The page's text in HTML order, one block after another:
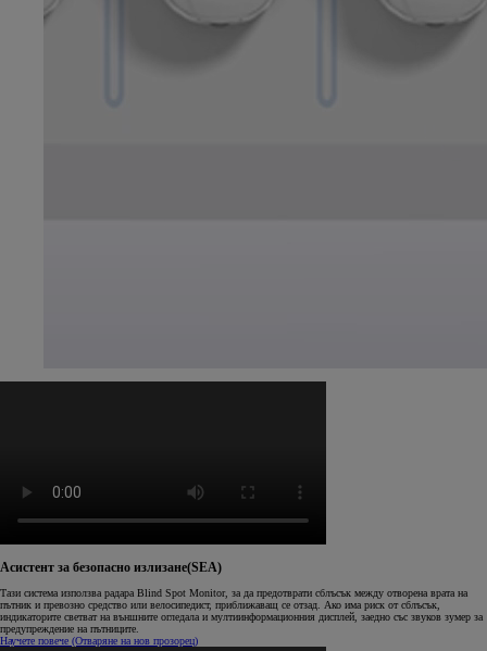
Асистент за безопасно излизане(SEA)
Тази система използва радара Blind Spot Monitor, за да предотврати сблъсък между отворена врата на
пътник и превозно средство или велосипедист, приближаващ се отзад. Ако има риск от сблъсък,
индикаторите светват на външните огледала и мултиинформационния дисплей, заедно със звуков зумер за
предупреждение на пътниците.
Научете повече (Отваряне на нов прозорец)